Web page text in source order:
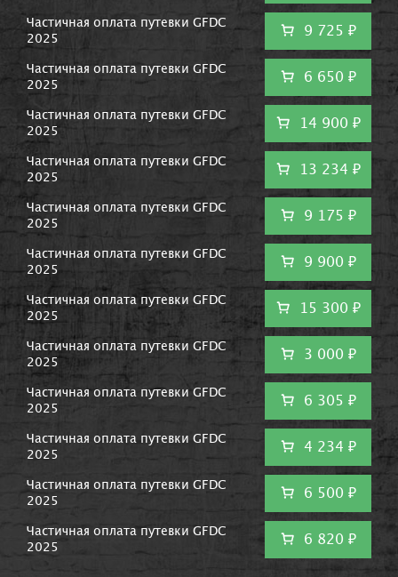
Частичная оплата путевки GFDC
2025
9 725 ₽
Частичная оплата путевки GFDC
2025
6 650 ₽
Частичная оплата путевки GFDC
2025
14 900 ₽
Частичная оплата путевки GFDC
2025
13 234 ₽
Частичная оплата путевки GFDC
2025
9 175 ₽
Частичная оплата путевки GFDC
2025
9 900 ₽
Частичная оплата путевки GFDC
2025
15 300 ₽
Частичная оплата путевки GFDC
2025
3 000 ₽
Частичная оплата путевки GFDC
2025
6 305 ₽
Частичная оплата путевки GFDC
2025
4 234 ₽
Частичная оплата путевки GFDC
2025
6 500 ₽
Частичная оплата путевки GFDC
2025
6 820 ₽